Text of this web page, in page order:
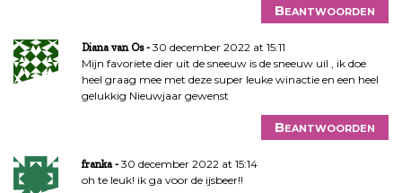
Beantwoorden
Diana van Os
30 december 2022 at 15:11
Mijn favoriete dier uit de sneeuw is de sneeuw uil , ik doe
heel graag mee met deze super leuke winactie en een heel
gelukkig Nieuwjaar gewenst
Beantwoorden
franka
30 december 2022 at 15:14
oh te leuk! ik ga voor de ijsbeer!!